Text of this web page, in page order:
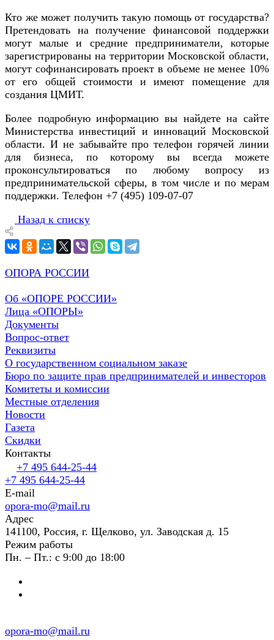
Кто же может получить такую помощь от государства?
Претендовать на получение финансовой поддержки
могут малые и средние предприниматели, которые
зарегистрированы на территории Московской области,
могут софинансировать проект в объеме не менее 10%
от его общей стоимости и имеют помещение для
создания ЦМИТ.
Более подробную информацию вы найдете на сайте
Министерства инвестиций и инноваций Московской
области. И не забывайте про телефон горячей линии
для бизнеса, по которому вы всегда можете
проконсультироваться по любому вопросу из
предпринимательской сферы, в том числе и по мерам
поддержки. Телефон +7 (495) 109-07-07
Назад к списку
ОПОРА РОССИИ
Об «ОПОРЕ РОССИИ»
Лица «ОПОРЫ»
Документы
Вопрос-ответ
Реквизиты
О государственном социальном заказе
Бюро по защите прав предпринимателей и инвесторов
Комитеты и комиссии
Местные отделения
Новости
Газета
Скидки
Контакты
+7 495 644-25-44
+7 495 644-25-44
E-mail
opora-mo@mail.ru
Адрес
141100, Россия, г. Щелково, ул. Заводская д. 15
Режим работы
Пн. – Пт.: с 9:00 до 18:00
opora-mo@mail.ru